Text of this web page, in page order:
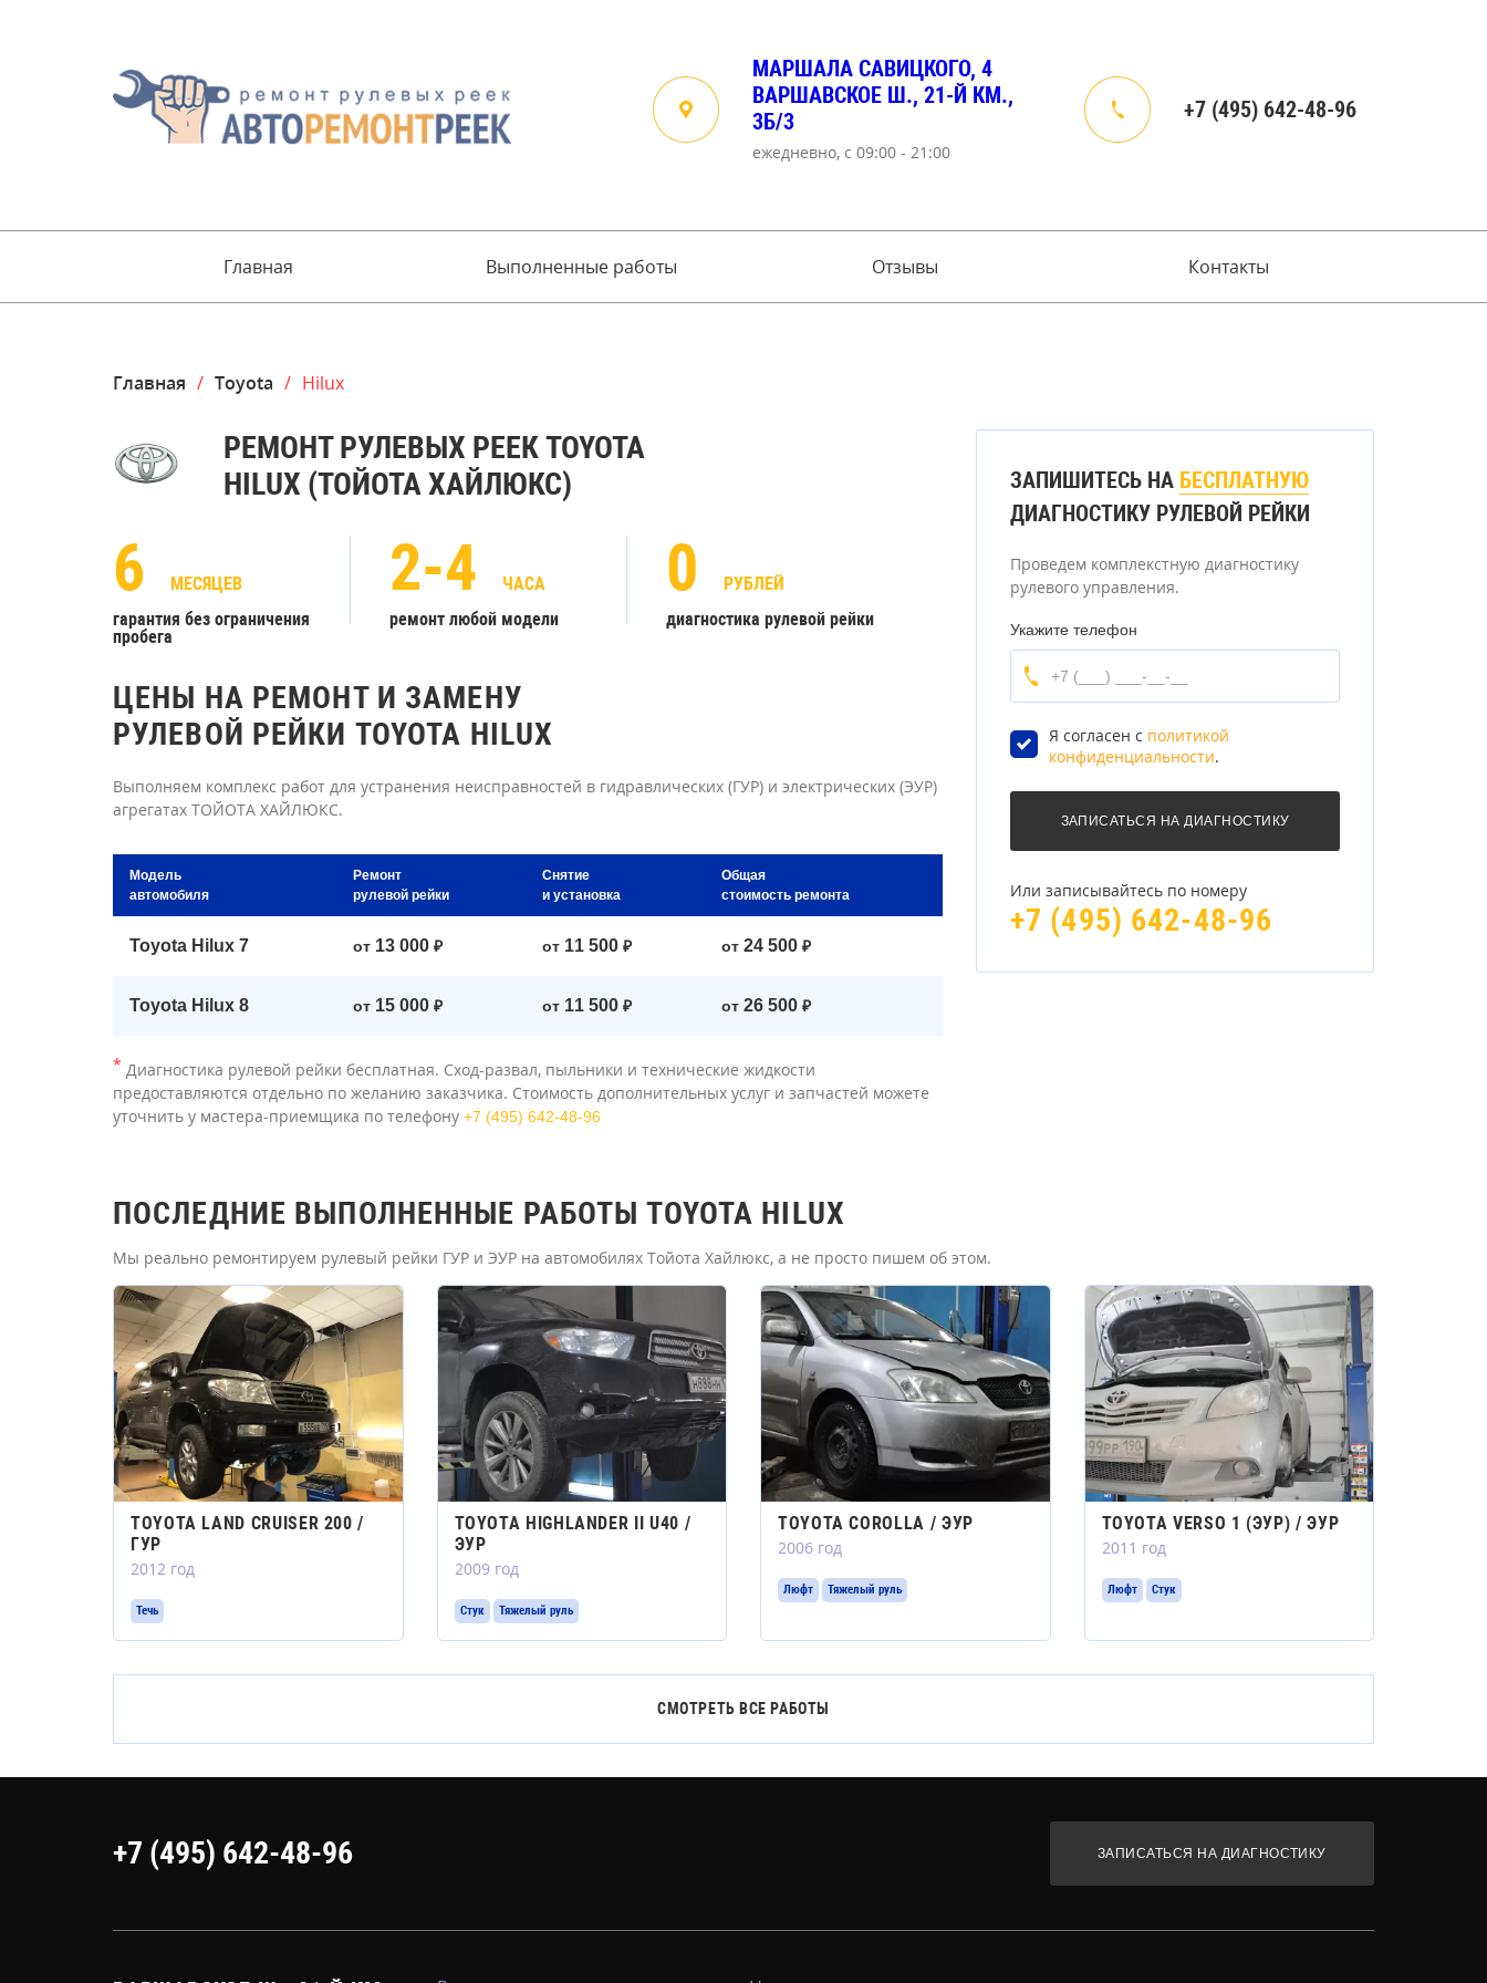
МАРШАЛА САВИЦКОГО, 4
ВАРШАВСКОЕ Ш., 21-Й КМ.,
3Б/3
ежедневно, с 09:00 - 21:00
+7 (495) 642-48-96
Главная Выполненные работы Отзывы Контакты
Главная / Toyota / Hilux
РЕМОНТ РУЛЕВЫХ РЕЕК TOYOTA
HILUX (ТОЙОТА ХАЙЛЮКС)
6
МЕСЯЦЕВ
гарантия без ограничения
пробега
2-4
ЧАСА
ремонт любой модели
0
РУБЛЕЙ
диагностика рулевой рейки
ЦЕНЫ НА РЕМОНТ И ЗАМЕНУ
РУЛЕВОЙ РЕЙКИ TOYOTA HILUX
Выполняем комплекс работ для устранения неисправностей в гидравлических (ГУР) и электрических (ЭУР)
агрегатах ТОЙОТА ХАЙЛЮКС.
Модель
автомобиля
Ремонт
рулевой рейки
Снятие
и установка
Общая
стоимость ремонта
Toyota Hilux 7 от 13 000 ₽ от 11 500 ₽ от 24 500 ₽
Toyota Hilux 8 от 15 000 ₽ от 11 500 ₽ от 26 500 ₽
* Диагностика рулевой рейки бесплатная. Сход-развал, пыльники и технические жидкости
предоставляются отдельно по желанию заказчика. Стоимость дополнительных услуг и запчастей можете
уточнить у мастера-приемщика по телефону +7 (495) 642-48-96
ЗАПИШИТЕСЬ НА БЕСПЛАТНУЮ
ДИАГНОСТИКУ РУЛЕВОЙ РЕЙКИ
Проведем комплекстную диагностику
рулевого управления.
Укажите телефон
Я согласен с политикой
конфиденциальности.
Или записывайтесь по номеру
+7 (495) 642-48-96
ПОСЛЕДНИЕ ВЫПОЛНЕННЫЕ РАБОТЫ TOYOTA HILUX
Мы реально ремонтируем рулевый рейки ГУР и ЭУР на автомобилях Тойота Хайлюкс, а не просто пишем об этом.
TOYOTA LAND CRUISER 200 /
ГУР
2012 год
Течь
TOYOTA HIGHLANDER II U40 /
ЭУР
2009 год
Стук Тяжелый руль
TOYOTA COROLLA / ЭУР
2006 год
Люфт Тяжелый руль
TOYOTA VERSO 1 (ЭУР) / ЭУР
2011 год
Люфт Стук
СМОТРЕТЬ ВСЕ РАБОТЫ
+7 (495) 642-48-96 ЗАПИСАТЬСЯ НА ДИАГНОСТИКУ